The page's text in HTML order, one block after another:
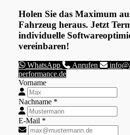
Holen Sie das Maximum
Fahrzeug heraus. Jetzt
individuelle
vereinbaren!
WhatsApp Anrufen
performance.de
Vorname
Nachname *
E-Mail *